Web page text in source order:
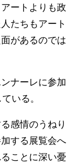
ートよりも政
たちもアート
があるのでは
ナーレに参加
いる。
感情のうねり
する展覧会へ
ことに深い憂